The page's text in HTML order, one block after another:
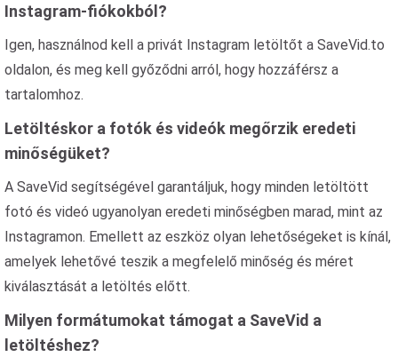
Instagram-fiókokból?
Igen, használnod kell a privát Instagram letöltőt a SaveVid.to
oldalon, és meg kell győződni arról, hogy hozzáférsz a
tartalomhoz.
Letöltéskor a fotók és videók megőrzik eredeti
minőségüket?
A SaveVid segítségével garantáljuk, hogy minden letöltött
fotó és videó ugyanolyan eredeti minőségben marad, mint az
Instagramon. Emellett az eszköz olyan lehetőségeket is kínál,
amelyek lehetővé teszik a megfelelő minőség és méret
kiválasztását a letöltés előtt.
Milyen formátumokat támogat a SaveVid a
letöltéshez?